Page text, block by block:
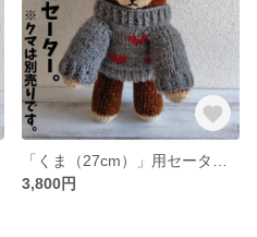
3,800円